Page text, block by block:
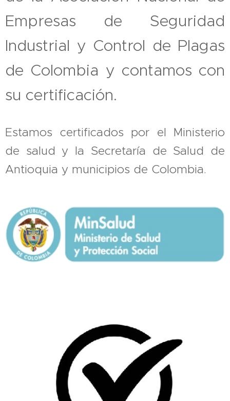
Empresas de Seguridad
Industrial y Control de Plagas
de Colombia y contamos con
su certificación.
Estamos certificados por el Ministerio
de salud y la Secretaría de Salud de
Antioquia y municipios de Colombia.